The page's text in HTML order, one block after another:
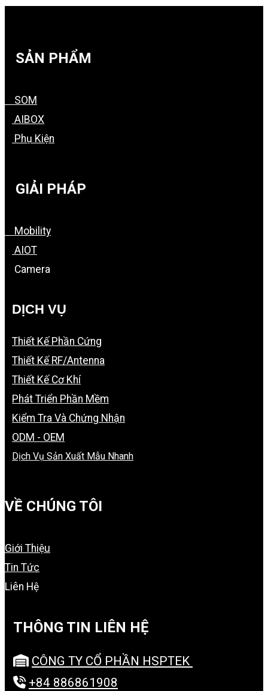
SẢN PHẨM
SOM
AIBOX
Phụ Kiện
GIẢI PHÁP
Mobility
AIOT
Camera
DỊCH VỤ
Thiết Kế Phần Cứng
Thiết Kế RF/Antenna
Thiết Kế Cơ Khí
Phát Triển Phần Mềm
Kiểm Tra Và Chứng Nhận
ODM - OEM
Dịch Vụ Sản Xuất Mẫu Nhanh
VỀ CHÚNG TÔI
Giới Thiệu
Tin Tức
Liên Hệ
THÔNG TIN LIÊN HỆ
CÔNG TY CỔ PHẦN HSPTEK
+84 886861908